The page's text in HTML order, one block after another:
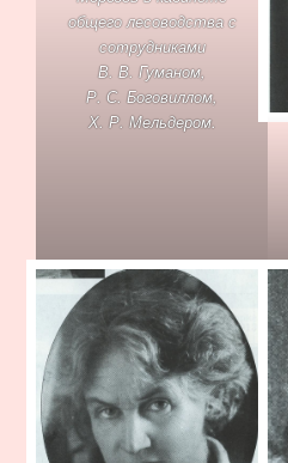
общего лесоводства с
сотрудниками
В. В. Гуманом,
Р. С. Боговиллом,
Х. Р. Мельдером.